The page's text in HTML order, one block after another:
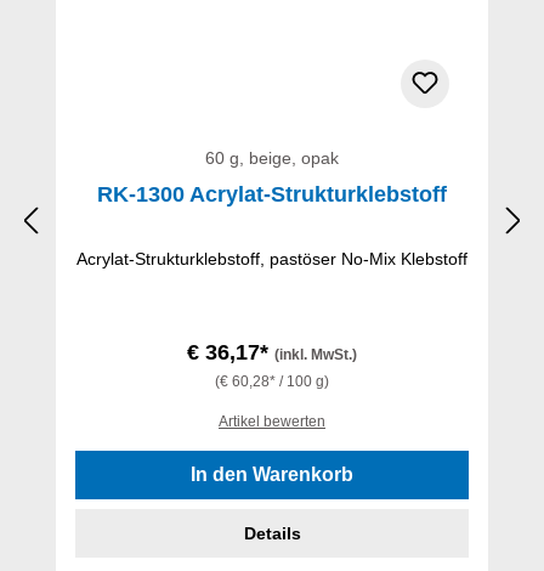
60 g, beige, opak
RK-1300 Acrylat-Strukturklebstoff
Acrylat-Strukturklebstoff, pastöser No-Mix Klebstoff
€ 36,17* (inkl. MwSt.)
(€ 60,28* / 100 g)
Artikel bewerten
In den Warenkorb
Details